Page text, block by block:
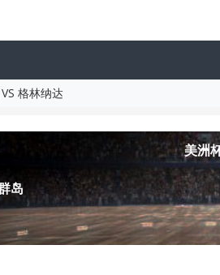
格林纳达
岛
美洲